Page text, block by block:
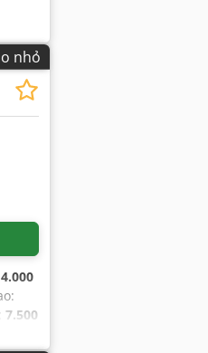
nhỏ
4.000
7.500